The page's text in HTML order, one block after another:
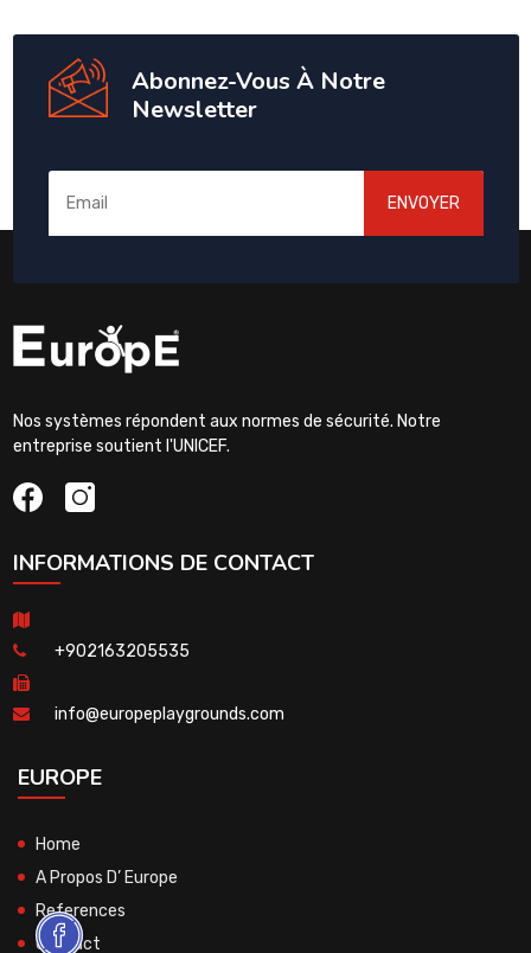
Abonnez-Vous À Notre
Newsletter
ENVOYER
Nos systèmes répondent aux normes de sécurité. Notre
entreprise soutient l'UNICEF.
INFORMATIONS DE CONTACT
+902163205535
info@europeplaygrounds.com
EUROPE
Home
A Propos D’ Europe
References
Contact